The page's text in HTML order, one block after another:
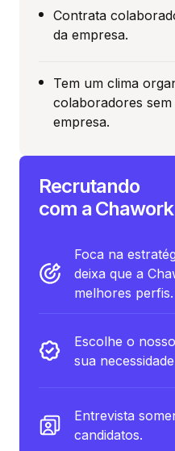
Contrata
da empresa.
Tem um clima
colaboradores
empresa.
Recrutando
com a Chawork
Foca na
deixa que a
melhores perfis.
Escolhe o
sua
Entrevista
candidatos.